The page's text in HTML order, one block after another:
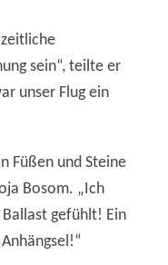
sein“, teilte er
unser Flug ein
Füßen und Steine
Bosom. „Ich
gefühlt! Ein